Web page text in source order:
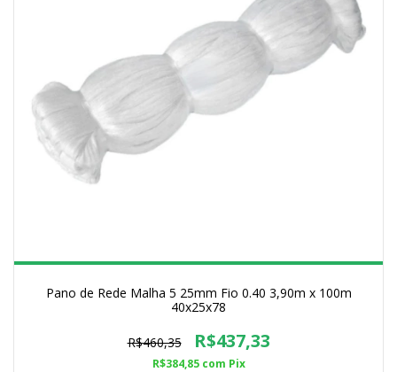
Pano de Rede Malha 5 25mm Fio 0.40 3,90m x 100m
40x25x78
R$460,35 R$437,33
R$384,85 com Pix